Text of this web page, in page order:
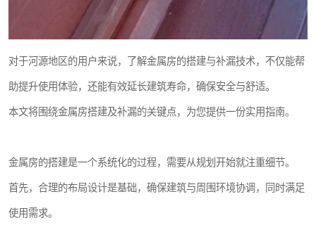
对于河源地区的用户来说，了解金属房的搭建与补漏技术，不仅能帮
助提升使用体验，还能有效延长建筑寿命，确保安全与舒适。
本文将围绕金属房搭建及补漏的关键点，为您提供一份实用指南。
金属房的搭建是一个系统化的过程，需要从规划开始就注重细节。
首先，合理的布局设计是基础，确保建筑与周围环境协调，同时满足
使用需求。